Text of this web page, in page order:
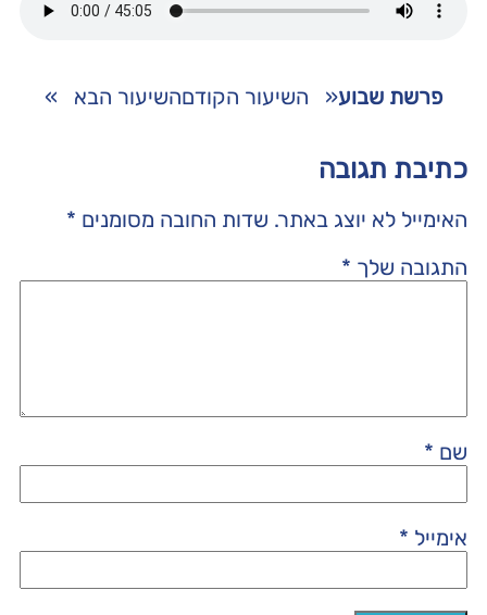
פרשת שבוע« השיעור הקודםהשיעור הבא »
כתיבת תגובה
האימייל לא יוצג באתר. שדות החובה מסומנים *
התגובה שלך *
שם *
אימייל *